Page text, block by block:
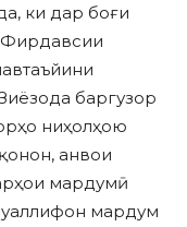
ки дар боғи
баргузор
ниҳолҳою
анвои
мардумӣ
мардум